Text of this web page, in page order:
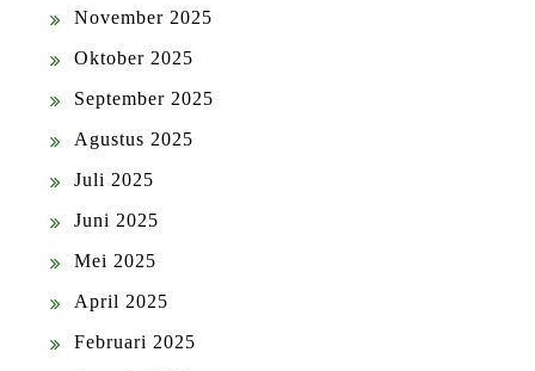
November 2025
Oktober 2025
September 2025
Agustus 2025
Juli 2025
Juni 2025
Mei 2025
April 2025
Februari 2025